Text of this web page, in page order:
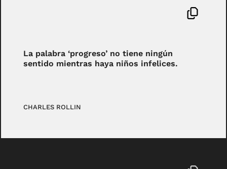
La palabra ‘progreso’ no tiene ningún
sentido mientras haya niños infelices.
CHARLES ROLLIN